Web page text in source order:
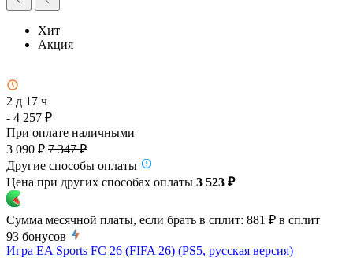
Хит
Акция
2 д 17 ч
- 4 257 ₽
При оплате наличными
3 090 ₽ 7 347 ₽
Другие способы оплаты
Цена при других способах оплаты 3 523 ₽
Сумма месячной платы, если брать в сплит: 881 ₽ в сплит
93 бонусов
Игра EA Sports FC 26 (FIFA 26) (PS5, русская версия)